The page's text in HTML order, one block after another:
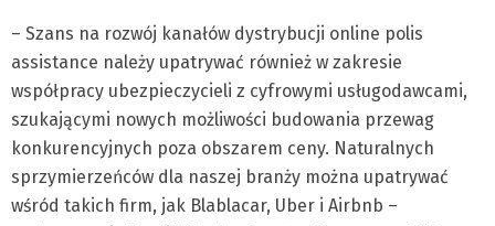
– Szans na rozwój kanałów dystrybucji online polis
assistance należy upatrywać również w zakresie
współpracy ubezpieczycieli z cyfrowymi usługodawcami,
szukającymi nowych możliwości budowania przewag
konkurencyjnych poza obszarem ceny. Naturalnych
sprzymierzeńców dla naszej branży można upatrywać
wśród takich firm, jak Blablacar, Uber i Airbnb –